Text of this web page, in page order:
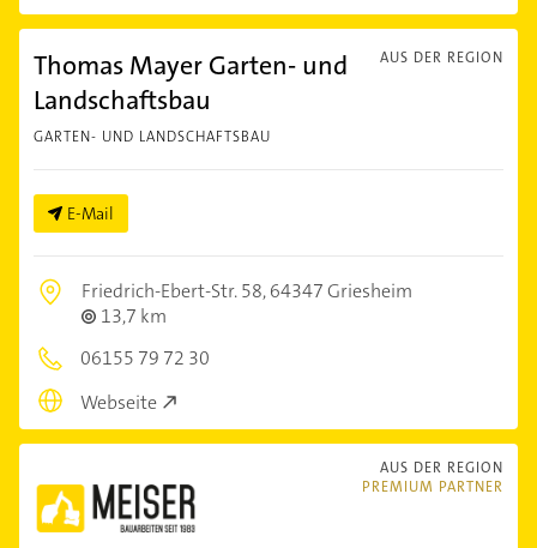
AUS DER REGION
Thomas Mayer Garten- und
Landschaftsbau
GARTEN- UND LANDSCHAFTSBAU
E-Mail
Friedrich-Ebert-Str. 58,64347 Griesheim
13,7 km
06155 79 72 30
Webseite
AUS DER REGION
PREMIUM PARTNER